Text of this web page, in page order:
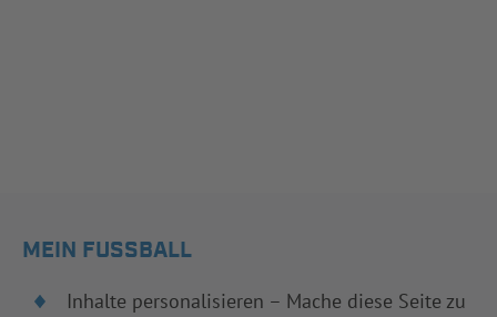
MEIN FUSSBALL
Inhalte personalisieren – Mache diese Seite zu